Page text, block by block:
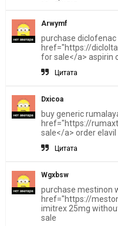
Arwymf
purchase diclofenac
href="https://
for sale</a> aspirin
Цитата
Dxicoa
buy generic
href="https://
sale</a> order
Цитата
Wgxbsw
purchase mestinon
href="https://
imitrex 25mg
sale